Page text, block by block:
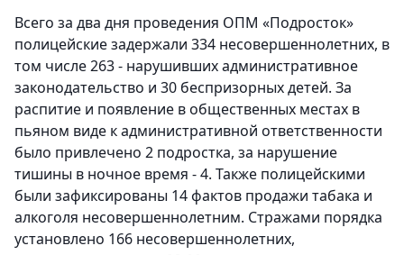
Всего за два дня проведения ОПМ «Подросток»
полицейские задержали 334 несовершеннолетних, в
том числе 263 - нарушивших административное
законодательство и 30 беспризорных детей. За
распитие и появление в общественных местах в
пьяном виде к административной ответственности
было привлечено 2 подростка, за нарушение
тишины в ночное время - 4. Также полицейскими
были зафиксированы 14 фактов продажи табака и
алкоголя несовершеннолетним. Стражами порядка
установлено 166 несовершеннолетних,